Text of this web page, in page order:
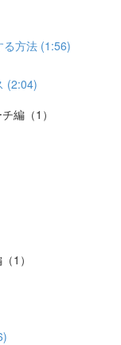
る方法 (1:56)
(2:04)
編（1）
1）